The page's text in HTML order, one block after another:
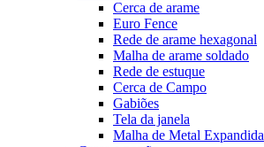
Cerca de arame
Euro Fence
Rede de arame hexagonal
Malha de arame soldado
Rede de estuque
Cerca de Campo
Gabiões
Tela da janela
Malha de Metal Expandida